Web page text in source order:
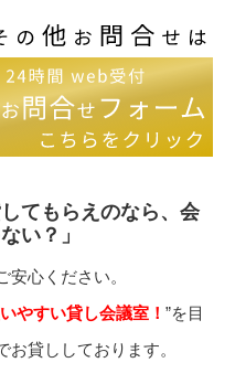
てもらえのなら、会
い？」
心ください。
やすい貸し会議室！ ”を目
貸ししております。